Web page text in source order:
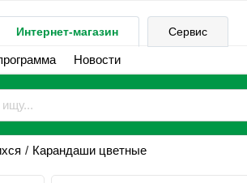
Интернет-магазин Сервис
Новости
Карандаши цветные